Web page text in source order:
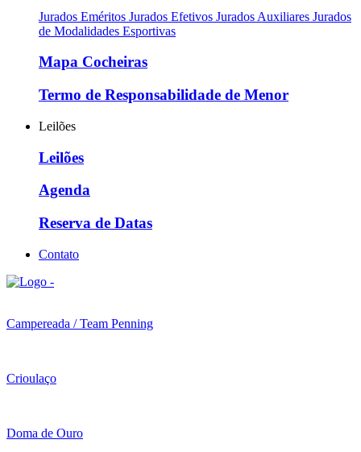
Jurados Eméritos Jurados Efetivos Jurados Auxiliares Jurados
de Modalidades Esportivas
Mapa Cocheiras
Termo de Responsabilidade de Menor
Leilões
Leilões
Agenda
Reserva de Datas
Contato
Campereada / Team Penning
Crioulaço
Doma de Ouro